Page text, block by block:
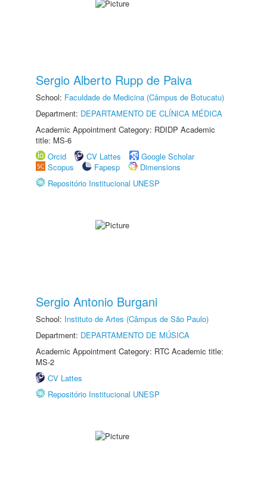
Sergio Alberto Rupp de Paiva
School: Faculdade de Medicina (Câmpus de Botucatu)
Department: DEPARTAMENTO DE CLÍNICA MÉDICA
Academic Appointment Category: RDIDP Academic
title: MS-6
Orcid
CV Lattes
Google Scholar
Scopus
Fapesp
Dimensions
Repositório Institucional UNESP
Sergio Antonio Burgani
School: Instituto de Artes (Câmpus de São Paulo)
Department: DEPARTAMENTO DE MÚSICA
Academic Appointment Category: RTC Academic title:
MS-2
CV Lattes
Repositório Institucional UNESP